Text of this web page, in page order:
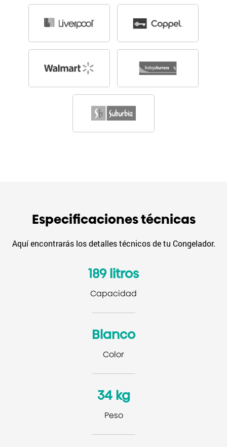
Especificaciones técnicas
Aquí encontrarás los detalles técnicos de tu Congelador.
189 litros
Capacidad
Blanco
Color
34 kg
Peso